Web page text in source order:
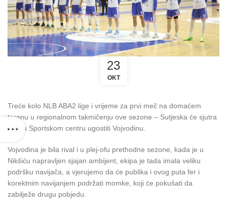
23
OKT
Treće kolo NLB ABA2 lige i vrijeme za prvi meč na domaćem
terenu u regionalnom takmičenju ove sezone – Sutjeska će sjutra
(18) u Sportskom centru ugostiti Vojvodinu.
Vojvodina je bila rival i u plej-ofu prethodne sezone, kada je u
Nikšiću napravljen sjajan ambijent, ekipa je tada imala veliku
podršku navijača, a vjerujemo da će publika i ovog puta fer i
korektnim navijanjem podržati momke, koji će pokušati da
zabilježe drugu pobjedu.